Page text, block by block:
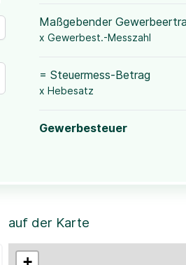
Maßgebender
x Gewerbest.-Messzahl
= Steuermess-Betrag
x Hebesatz
Gewerbesteuer
auf der Karte